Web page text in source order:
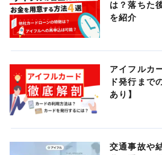
は？落ちた
を紹介
アイフルカ
ド発行まで
あり】
交通事故や